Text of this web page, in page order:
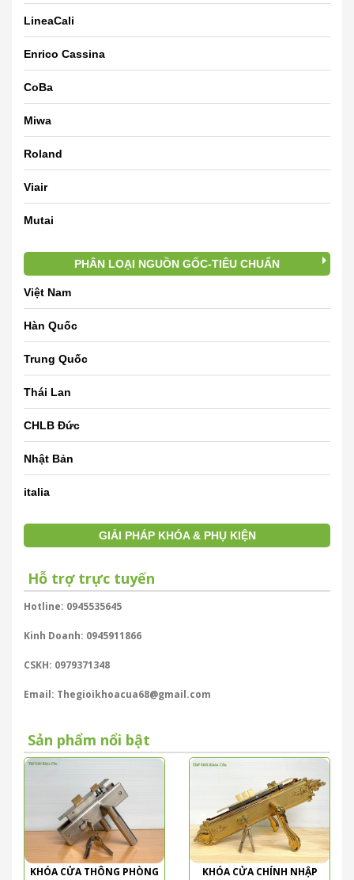
LineaCali
Enrico Cassina
CoBa
Miwa
Roland
Viair
Mutai
PHÂN LOẠI NGUỒN GỐC-TIÊU CHUẨN
Việt Nam
Hàn Quốc
Trung Quốc
Thái Lan
CHLB Đức
Nhật Bản
italia
GIẢI PHÁP KHÓA & PHỤ KIỆN
Hỗ trợ trực tuyến
Hotline: 0945535645
Kinh Doanh: 0945911866
CSKH: 0979371348
Email: Thegioikhoacua68@gmail.com
Sản phẩm nổi bật
KHÓA CỬA THÔNG PHÒNG
KHÓA CỬA CHÍNH NHẬP